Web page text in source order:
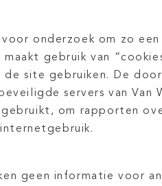
voor onderzoek om zo
maakt gebruik van
de site gebruiken. De
servers van Van
gebruikt, om rapporten
geen informatie voor